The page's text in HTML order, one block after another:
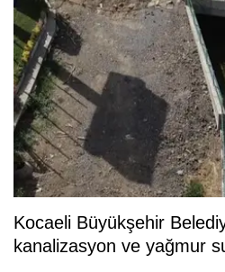
Kocaeli Büyükşehir
kanalizasyon ve yağmur